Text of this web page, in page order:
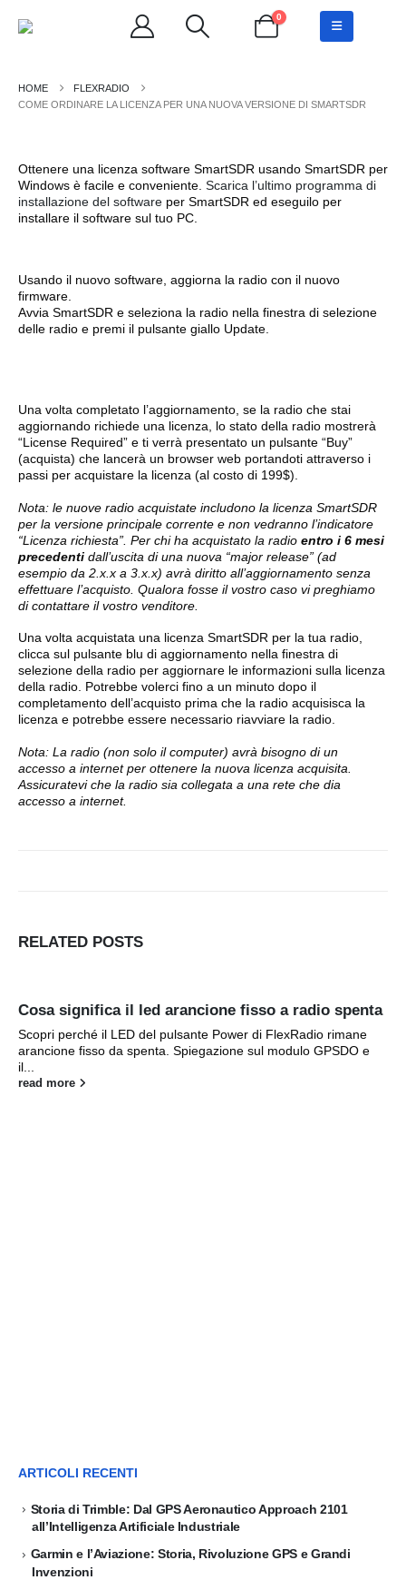
0
FLEXRADIO
COME ORDINARE LA LICENZA PER UNA NUOVA VERSIONE DI SMARTSDR
Ottenere una licenza software SmartSDR usando SmartSDR per
Windows è facile e conveniente. Scarica l’ultimo programma di
installazione del software per SmartSDR ed eseguilo per
installare il software sul tuo PC.
Usando il nuovo software, aggiorna la radio con il nuovo
firmware.
Avvia SmartSDR e seleziona la radio nella finestra di selezione
delle radio e premi il pulsante giallo Update.
Una volta completato l’aggiornamento, se la radio che stai
aggiornando richiede una licenza, lo stato della radio mostrerà
“License Required” e ti verrà presentato un pulsante “Buy”
(acquista) che lancerà un browser web portandoti attraverso i
passi per acquistare la licenza (al costo di 199$).
Nota: le nuove radio acquistate includono la licenza SmartSDR
per la versione principale corrente e non vedranno l’indicatore
“Licenza richiesta”. Per chi ha acquistato la radio entro i 6 mesi
precedenti dall’uscita di una nuova “major release” (ad
esempio da 2.x.x a 3.x.x) avrà diritto all’aggiornamento senza
effettuare l’acquisto. Qualora fosse il vostro caso vi preghiamo
di contattare il vostro venditore.
Una volta acquistata una licenza SmartSDR per la tua radio,
clicca sul pulsante blu di aggiornamento nella finestra di
selezione della radio per aggiornare le informazioni sulla licenza
della radio. Potrebbe volerci fino a un minuto dopo il
completamento dell’acquisto prima che la radio acquisisca la
licenza e potrebbe essere necessario riavviare la radio.
Nota: La radio (non solo il computer) avrà bisogno di un
accesso a internet per ottenere la nuova licenza acquisita.
Assicuratevi che la radio sia collegata a una rete che dia
accesso a internet.
RELATED POSTS
Cosa significa il led arancione fisso a radio spenta
Scopri perché il LED del pulsante Power di FlexRadio rimane
arancione fisso da spenta. Spiegazione sul modulo GPSDO e
il...
read more
ARTICOLI RECENTI
Storia di Trimble: Dal GPS Aeronautico Approach 2101
all’Intelligenza Artificiale Industriale
Garmin e l’Aviazione: Storia, Rivoluzione GPS e Grandi
Invenzioni